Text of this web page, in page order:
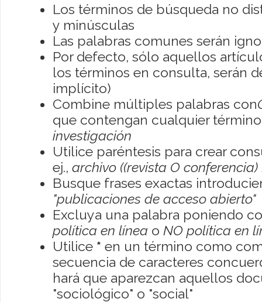
Los términos de búsqueda no
y minúsculas
Las palabras comunes serán
Por defecto, sólo aquellos
los términos en consulta, serán
implícito)
Combine múltiples palabras con
que contengan cualquier
investigación
Utilice paréntesis para crear
ej., archivo ((revista O conferencia)
Busque frases exactas
"publicaciones de acceso abierto"
Excluya una palabra poniendo
política en línea o NO política en
Utilice * en un término como
secuencia de caracteres
hará que aparezcan aquellos
"sociológico" o "social"